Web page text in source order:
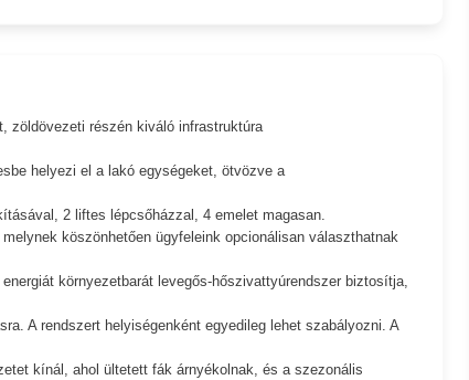
zöldövezeti részén kiváló infrastruktúra
helyezi el a lakó egységeket, ötvözve a
2 liftes lépcsőházzal, 4 emelet magasan.
köszönhetően ügyfeleink opcionálisan választhatnak
környezetbarát levegős-hőszivattyúrendszer biztosítja,
A rendszert helyiségenként egyedileg lehet szabályozni. A
kínál, ahol ültetett fák árnyékolnak, és a szezonális